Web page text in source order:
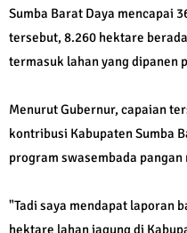
Sumba Barat Daya mencapai
tersebut, 8.260 hektare
termasuk lahan yang dipanen
Menurut Gubernur, capaian
kontribusi Kabupaten Sumba
program swasembada pangan
"Tadi saya mendapat laporan
hektare lahan jagung di